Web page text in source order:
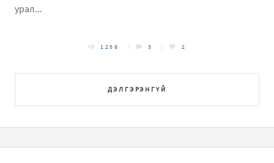
урал...
ДЭЛГЭРЭНГҮЙ
1258 3 2